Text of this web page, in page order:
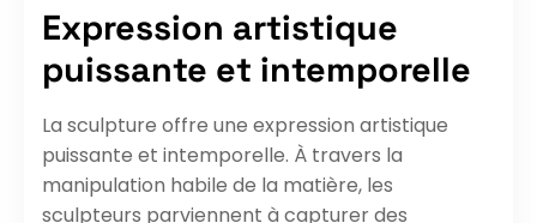
Expression artistique
puissante et intemporelle
La sculpture offre une expression artistique
puissante et intemporelle. À travers la
manipulation habile de la matière, les
sculpteurs parviennent à capturer des